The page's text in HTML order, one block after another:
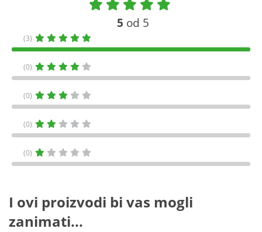
5 od 5
(3)
(0)
(0)
(0)
(0)
I ovi proizvodi bi vas mogli
zanimati...